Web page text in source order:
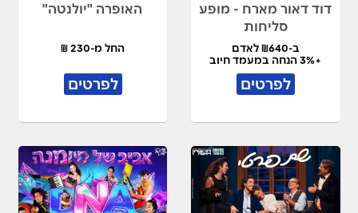
דוד דאור מארח - מופע
סליחות
ב-₪640 לאדם
+3% הנחה במעמד חיוב
לפרטים
האופרה "יולנטה"
החל מ-230 ₪
לפרטים